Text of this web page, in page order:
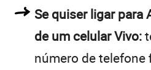
Se quiser ligar para
de um celular Vivo:
número de telefone